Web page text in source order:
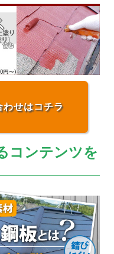
わせはコチラ
コンテンツを